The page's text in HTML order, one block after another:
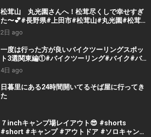
松茸山 丸光園さんへ！松茸尽くしで幸せすぎ
た〜💕#長野県#上田市#松茸山#丸光園#松茸#
松茸尽くし#贅沢#美味しい#ランチ#楽しい人
生 #楽しい1日 #おばちゃん #fun #美味しいラ
ンチ
2日 ago
一度は行った方が良いバイクツーリングスポッ
ト3選関東編①#バイクツーリング#バイク#バ
イク初心者#バイクチャンネル#バイクランキン
グ#バイクランキング
#motorcycle#japantravel
4日 ago
日暮里にある24時間開いてるそば屋に行ってき
た
７inchキャンプ場レイアウト😎 #shorts
#short #キャンプ #アウトドア #ソロキャンプ